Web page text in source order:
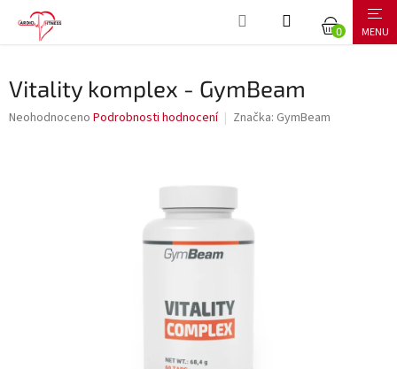
NÁKUPNÍ
Vitality komplex - GymBeam
Průměrné
Neohodnoceno Podrobnosti hodnocení Značka: GymBeam